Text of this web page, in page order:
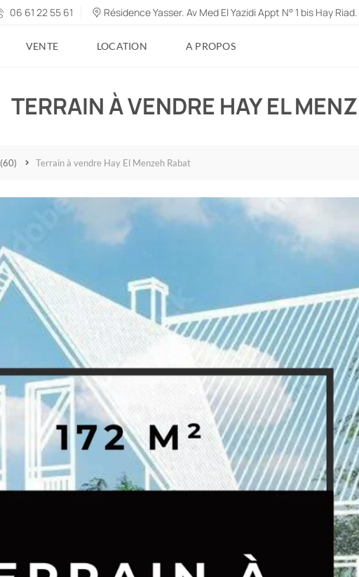
06 61 22 55 61 Résidence Yasser. Av Med El Yazidi Appt N° 1 bis Hay
VENTE LOCATION A PROPOS
TERRAIN À VENDRE HAY EL
(60) Terrain à vendre Hay El Menzeh Rabat